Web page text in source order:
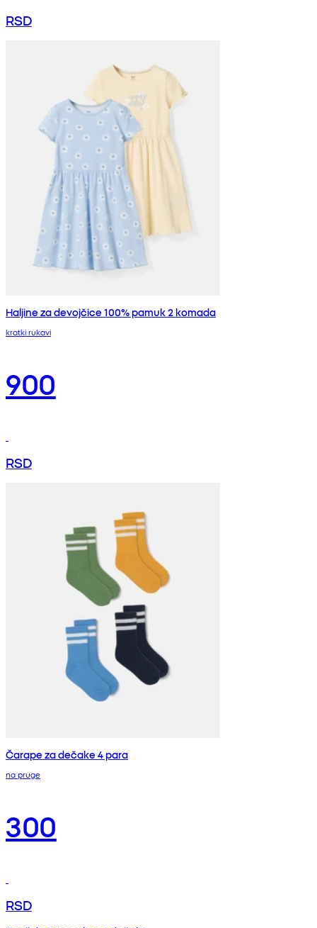
RSD
Haljine za devojčice 100% pamuk 2 komada
kratki rukavi
900
RSD
Čarape za dečake 4 para
na pruge
300
RSD